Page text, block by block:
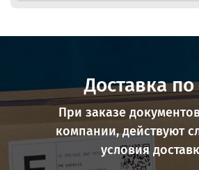
Доставка
При заказе
компании, действуют
условия